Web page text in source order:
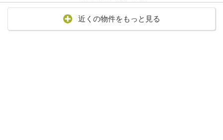
近くの物件をもっと見る